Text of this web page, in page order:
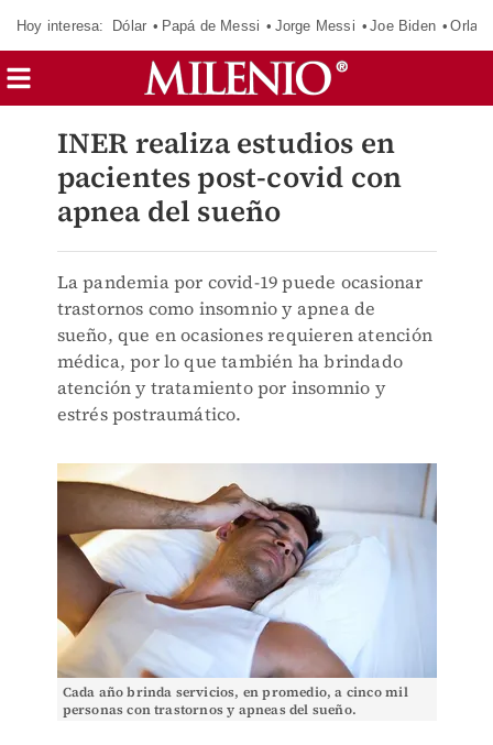
Hoy interesa: Dólar Papá de Messi Jorge Messi Joe Biden
INER realiza estudios en
pacientes post-covid con
apnea del sueño
La pandemia por covid-19 puede ocasionar
trastornos como insomnio y apnea de
sueño, que en ocasiones requieren atención
médica, por lo que también ha brindado
atención y tratamiento por insomnio y
estrés postraumático.
Cada año brinda servicios, en promedio, a cinco mil
personas con trastornos y apneas del sueño.